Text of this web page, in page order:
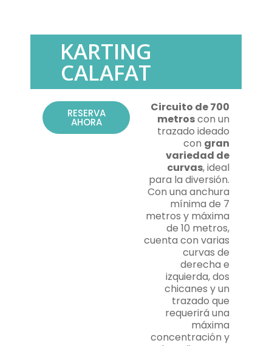
KARTING
CALAFAT
Circuito de 700
metroscon un
trazado ideado
con gran
variedad de
curvas, ideal
para la diversión.
Con una anchura
mínima de 7
metros y máxima
de 10 metros,
cuenta con varias
curvas de
derecha e
izquierda, dos
chicanes y un
trazado que
requerirá una
máxima
concentración y
RESERVA
AHORA